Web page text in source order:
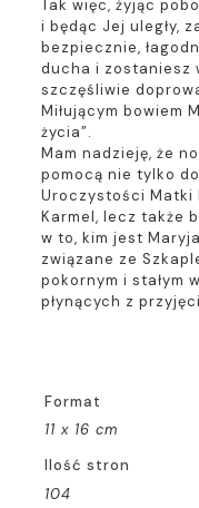
Tak więc, żyjąc
i będąc Jej uległy,
bezpiecznie,
ducha i zostaniesz
szczęśliwie
Miłującym bowiem
życia”.
Mam nadzieję, że
pomocą nie tylko
Uroczystości Matki
Karmel, lecz także
w to, kim jest
związane ze
pokornym i stałym
płynących z
Format
11 x 16 cm
Ilość stron
104